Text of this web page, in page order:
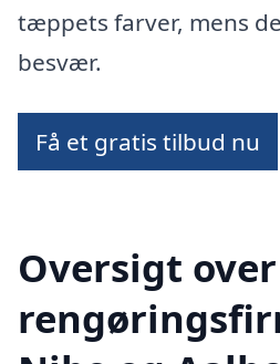
tæppets farver, mens
besvær.
Få et gratis tilbud nu
Oversigt over